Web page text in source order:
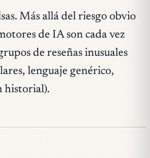
Más allá del riesgo obvio
de IA son cada vez
de reseñas inusuales
lenguaje genérico,
historial).